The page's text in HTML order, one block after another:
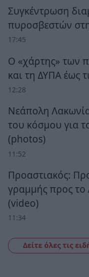
Συγκέντρωση
πυροσβεστών
17:45
Ο «χάρτης» των
και τη ΔΥΠΑ έως
12:28
Νεάπολη
του κόσμου για
(photos)
11:52
Προαστιακός:
γραμμής προς το
(video)
11:34
Δείτε όλες τις